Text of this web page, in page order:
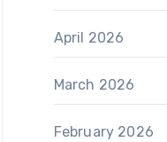
April 2026
March 2026
February 2026